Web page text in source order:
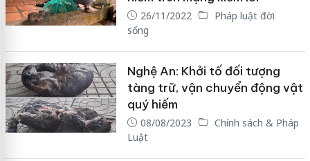
26/11/2022
Pháp luật đời
sống
Nghệ An: Khởi tố đối tượng
tàng trữ, vận chuyển động vật
quý hiếm
08/08/2023
Chính sách & Pháp
Luật